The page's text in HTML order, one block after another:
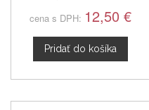
cena s DPH: 12,50 €
Pridať do košíka